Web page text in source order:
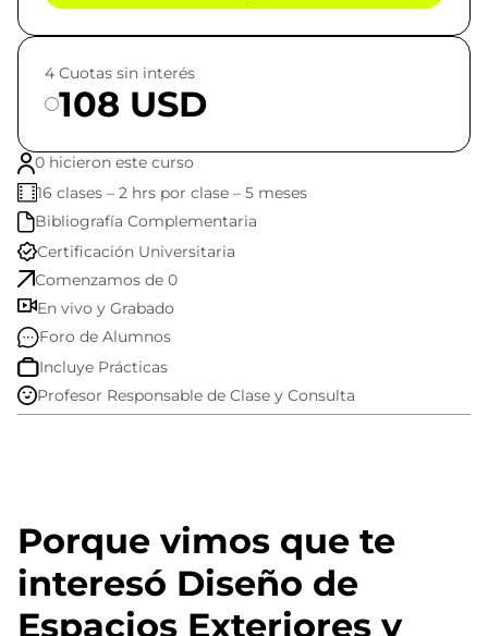
4 Cuotas sin interés
108 USD
0 hicieron este curso
16 clases – 2 hrs por clase – 5 meses
Bibliografía Complementaria
Certificación Universitaria
Comenzamos de 0
En vivo y Grabado
Foro de Alumnos
Incluye Prácticas
Profesor Responsable de Clase y Consulta
Porque vimos que te
interesó Diseño de
Espacios Exteriores y